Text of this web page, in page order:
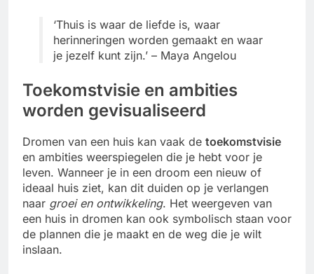
‘Thuis is waar de liefde is, waar
herinneringen worden gemaakt en waar
je jezelf kunt zijn.’ – Maya Angelou
Toekomstvisie en ambities
worden gevisualiseerd
Dromen van een huis kan vaak de toekomstvisie
en ambities weerspiegelen die je hebt voor je
leven. Wanneer je in een droom een nieuw of
ideaal huis ziet, kan dit duiden op je verlangen
naar groei en ontwikkeling. Het weergeven van
een huis in dromen kan ook symbolisch staan voor
de plannen die je maakt en de weg die je wilt
inslaan.